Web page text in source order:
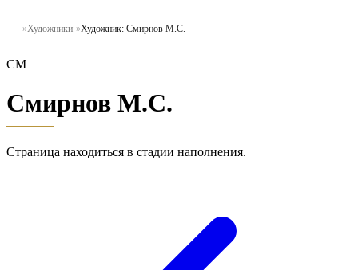
Художники Художник: Смирнов М.С.
СМ
Смирнов М.С.
Страница находиться в стадии наполнения.